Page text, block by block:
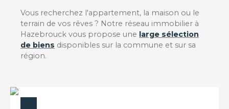
Vous recherchez l'appartement, la maison ou le
terrain de vos rêves ? Notre réseau immobilier à
Hazebrouck vous propose une large sélection
de biens disponibles sur la commune et sur sa
région.